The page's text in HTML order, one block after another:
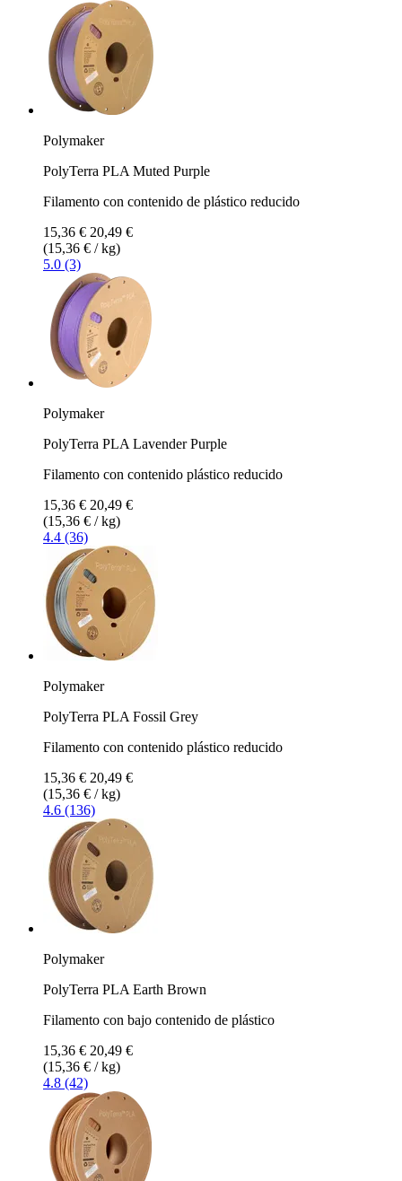
Polymaker
PolyTerra PLA Muted Purple
Filamento con contenido de plástico reducido
15,36 € 20,49 €
(15,36 € / kg)
5.0 (3)
Polymaker
PolyTerra PLA Lavender Purple
Filamento con contenido plástico reducido
15,36 € 20,49 €
(15,36 € / kg)
4.4 (36)
Polymaker
PolyTerra PLA Fossil Grey
Filamento con contenido plástico reducido
15,36 € 20,49 €
(15,36 € / kg)
4.6 (136)
Polymaker
PolyTerra PLA Earth Brown
Filamento con bajo contenido de plástico
15,36 € 20,49 €
(15,36 € / kg)
4.8 (42)